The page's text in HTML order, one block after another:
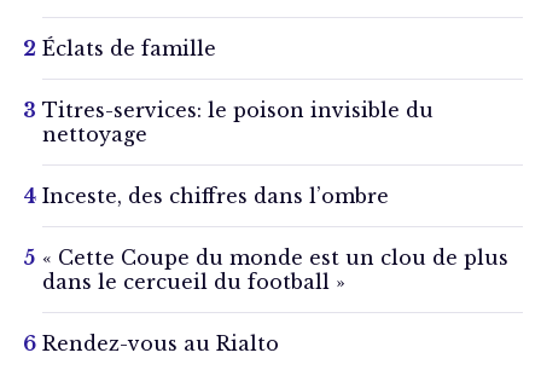
Éclats de famille
Titres-services: le poison invisible du
nettoyage
Inceste, des chiffres dans l’ombre
« Cette Coupe du monde est un clou de plus
dans le cercueil du football »
Rendez-vous au Rialto